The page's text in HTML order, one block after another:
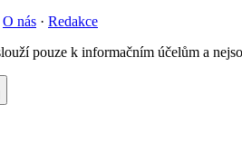
O nás · Redakce
pouze k informačním účelům a